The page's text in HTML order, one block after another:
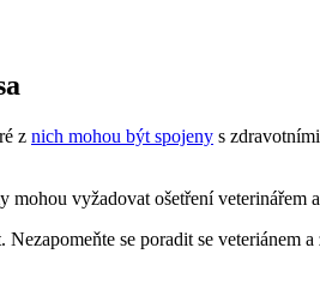
z nich mohou být spojeny s
vyžadovat ošetření veterinářem
se poradit se veteriánem